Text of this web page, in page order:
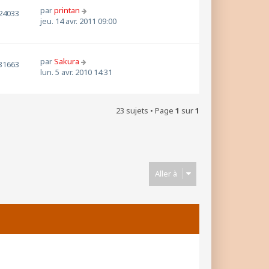
parprintan
jeu. 14 avr. 2011 09:00
parSakura
lun. 5 avr. 2010 14:31
23 sujets • Page 1 sur1
Aller à